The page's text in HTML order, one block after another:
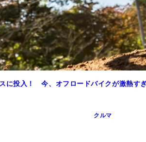
曲がる先を照らすコーナリングラン
に投入！ 今、オフロードバイクが激熱す
クルマ